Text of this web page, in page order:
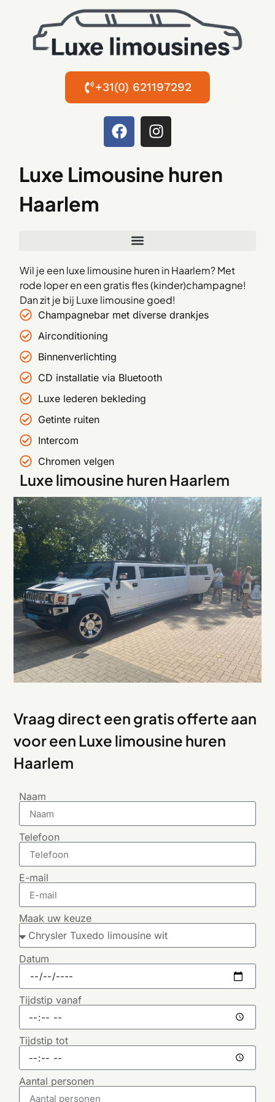
+31(0) 621197292
Luxe Limousine huren
Haarlem
Wil je een luxe limousine huren in Haarlem? Met
rode loper en een gratis fles (kinder)champagne!
Dan zit je bij Luxe limousine goed!
Champagnebar met diverse drankjes
Airconditioning
Binnenverlichting
CD installatie via Bluetooth
Luxe lederen bekleding
Getinte ruiten
Intercom
Chromen velgen
Luxe limousine huren Haarlem
Vraag direct een gratis offerte aan
voor een Luxe limousine huren
Haarlem
Naam
Telefoon
E-mail
Maak uw keuze
Datum
Tijdstip vanaf
Tijdstip tot
Aantal personen